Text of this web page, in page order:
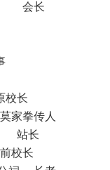
会 会长
事
长
莫家拳传人
站长
校长